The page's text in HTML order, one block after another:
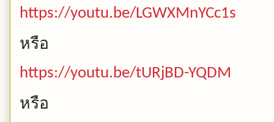
https://youtu.be/LGWXMnYCc1s
หรือ
https://youtu.be/tURjBD-YQDM
หรือ